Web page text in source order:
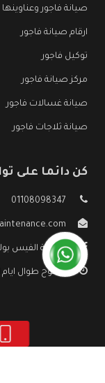
صيانة فاجور وعناوينها
ارقام صيانة فاجور
توكيل فاجور
مركز صيانة فاجور
صيانة غسالات فاجور
صيانة ثلاجات فاجور
كن دائما على
01108098347
صفحة الفيس
مفتوح طوال ايام